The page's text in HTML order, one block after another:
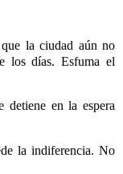
la ciudad aún no
los días. Esfuma el
detiene en la espera
la indiferencia. No